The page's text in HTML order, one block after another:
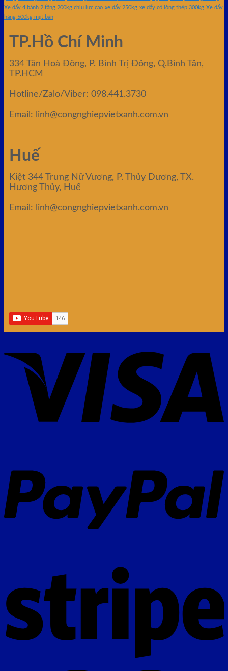
Xe đẩy 4 bánh 2 tầng 200kg chịu lực cao xe đẩy 250kg xe đẩy có lòng thép 300kg Xe đẩy
hàng 500kg mặt bàn
TP.Hồ Chí Minh
334 Tân Hoà Đông, P. Bình Trị Đông, Q.Bình Tân,
TP.HCM
Hotline/Zalo/Viber: 098.441.3730
Email: linh@congnghiepvietxanh.com.vn
Huế
Kiệt 344 Trưng Nữ Vương, P. Thủy Dương, TX.
Hương Thủy, Huế
Email: linh@congnghiepvietxanh.com.vn